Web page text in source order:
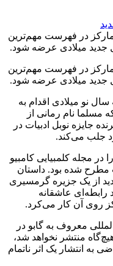
در فهرست مهم‌ترین
جدید میلادی عرضه شود.
در فهرست مهم‌ترین
جدید میلادی عرضه شود.
نو میلادی اقدام به
مهم سال ۲۰۲۴ کرده که مسلما نام رمانی از
جایزه نوبل ادبیات در
جلب می‌کند.
را در مجله کلمبیایی کامبیو
مطرح شده بود. داستان
از یک جزیره گرمسیری
عاشقانه
روی آن کار می‌کرد.
معروف به گابو در
اثر هیچ‌گاه منتشر نخواهد شد،
به انتشار یک اثر ناتمام